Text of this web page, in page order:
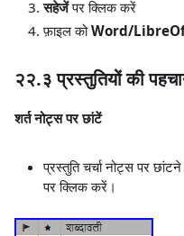
सहेजेंपर क्लिक करें
फ़ाइल कोWord/
२२.३ प्रस्तुतियों की
शर्त नोट्स पर छांटें
प्रस्तुति चर्चा नोट्स पर
पर क्लिक करें।